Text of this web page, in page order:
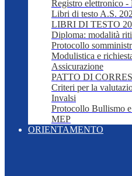
Registro elettronico
Libri di testo A.S.
LIBRI DI TESTO
Diploma: modalità
Protocollo
Modulistica e
Assicurazione
PATTO DI
Criteri per la
Invalsi
Protocollo Bullismo
MEP
ORIENTAMENTO